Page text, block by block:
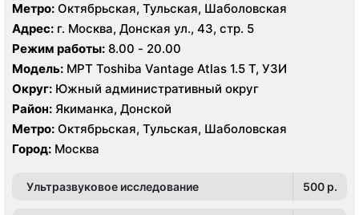
Метро: Октябрьская, Тульская, Шаболовская
Адрес: г. Москва, Донская ул., 43, стр. 5
Режим работы: 8.00 - 20.00
Модель: МРТ Toshiba Vantage Atlas 1.5 Т, УЗИ
Округ: Южный административный округ
Район: Якиманка, Донской
Метро: Октябрьская, Тульская, Шаболовская
Город: Москва
Ультразвуковое исследование 500 p.